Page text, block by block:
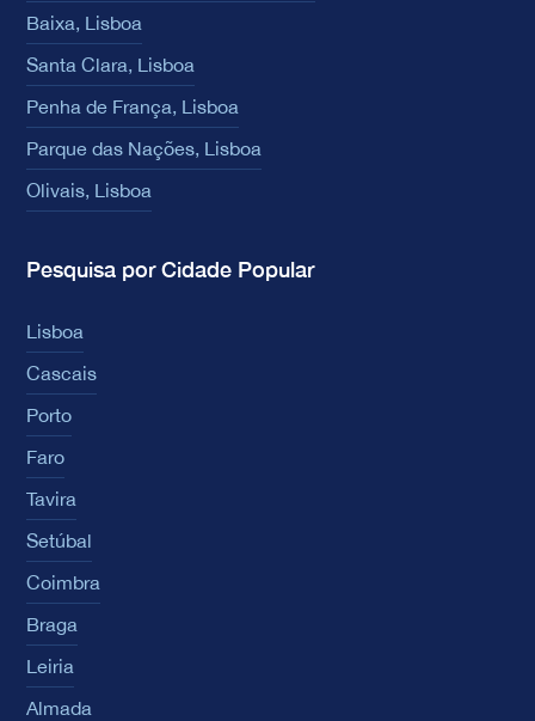
Baixa, Lisboa
Santa Clara, Lisboa
Penha de França, Lisboa
Parque das Nações, Lisboa
Olivais, Lisboa
Pesquisa por Cidade Popular
Lisboa
Cascais
Porto
Faro
Tavira
Setúbal
Coimbra
Braga
Leiria
Almada